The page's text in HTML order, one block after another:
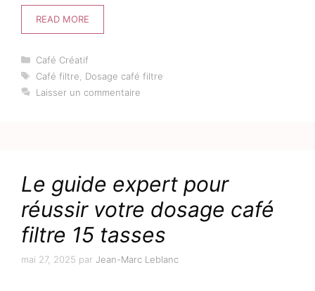
READ MORE
Catégories
Café Créatif
Étiquettes
Café filtre
Dosage café filtre
Laisser un commentaire
Le guide expert pour
réussir votre dosage café
filtre 15 tasses
mai 27, 2025 par Jean-Marc Leblanc